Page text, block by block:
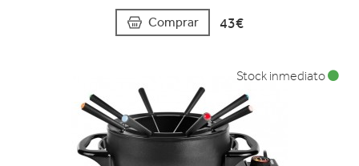
Comprar 43€
Stock inmediato